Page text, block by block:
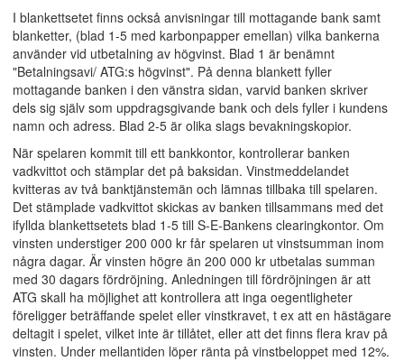
I blankettsetet finns också anvisningar till mottagande bank samt
blanketter, (blad 1-5 med karbonpapper emellan) vilka bankerna
använder vid utbetalning av högvinst. Blad 1 är benämnt
"Betalningsavi/ ATG:s högvinst". På denna blankett fyller
mottagande banken i den vänstra sidan, varvid banken skriver
dels sig själv som uppdragsgivande bank och dels fyller i kundens
namn och adress. Blad 2-5 är olika slags bevakningskopior.
När spelaren kommit till ett bankkontor, kontrollerar banken
vadkvittot och stämplar det på baksidan. Vinstmeddelandet
kvitteras av två banktjänstemän och lämnas tillbaka till spelaren.
Det stämplade vadkvittot skickas av banken tillsammans med det
ifyllda blankettsetets blad 1-5 till S-E-Bankens clearingkontor. Om
vinsten understiger 200 000 kr får spelaren ut vinstsumman inom
några dagar. Är vinsten högre än 200 000 kr utbetalas summan
med 30 dagars fördröjning. Anledningen till fördröjningen är att
ATG skall ha möjlighet att kontrollera att inga oegentligheter
föreligger beträffande spelet eller vinstkravet, t ex att en hästägare
deltagit i spelet, vilket inte är tillåtet, eller att det finns flera krav på
vinsten. Under mellantiden löper ränta på vinstbeloppet med 12%.